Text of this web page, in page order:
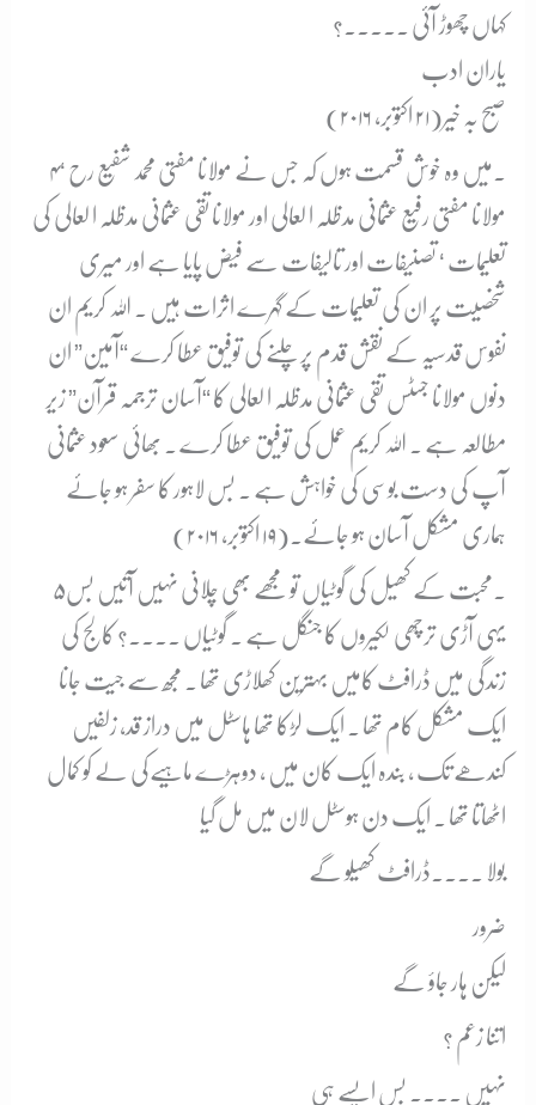
کہاں چھوڑ آئی ۔۔۔۔۔؟
یاران ادب
صبح بہ خیر(۲۱ اکتوبر، ۲۰۱۶)
میں وہ خوش قسمت ہوں کہ جس نے مولانا مفتی محمد شفیع رح ‘
مولانا مفتی رفیع عثمانی مدظلہ ا لعالی اور مولانا تقی عثمانی مدظلہ ا لعالی کی
تعلیمات ‘ تصنیفات اور تالیفات سے فیض پایا ہے اور میری
شخصیت پر ان کی تعلیمات کے گہرے اثرات ہیں ۔ اللہ کریم ان
نفوس قدسیہ کے نقش قدم پرچلنے کی توفیق عطا کرے “آمین” ان
دنوں مولانا جسٹس تقی عثمانی مدظلہ ا لعالی کا “آسان ترجمہ قرآن” زیر
مطالعہ ہے ۔ اللہ کریم عمل کی توفیق عطا کرے ۔ بھائی سعود عثمانی
آپ کی دست بوسی کی خواہش ہے ۔ بس لاہور کا سفر ہو جائے
ہماری مشکل آسان ہو جائے۔ (۱۹ اکتوبر، ۲۰۱۶)
محبت کے کھیل کی گوٹیاں تو مجھے بھی چلانی نہیں آتیں بس
یہی آڑی ترچھی لکیروں کا جنگل ہے ۔ گوٹیاں ۔۔۔۔؟ کالج کی
زندگی میں ڈرافٹ کامیں بہترین کھلاڑی تھا ۔ مجھ سے جیت جانا
ایک مشکل کام تھا ۔ ایک لڑکا تھا ہاسٹل میں دراز قد، زلفیں
کندھے تک ، بندہ ایک کان میں ، دوہڑے ماہیےکی لے کو کمال
اٹھاتا تھا ۔ ایک دن ہوسٹل لان میں مل گیا
بولا ۔۔۔۔ڈرافٹ کھیلو گے
ضرور
لیکن ہار جاؤ گے
اتنا زعم ؟
نہیں ۔۔۔۔ بس ایسے ہی